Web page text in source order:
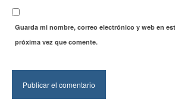
Guarda mi nombre, correo electrónico y web en
próxima vez que comente.